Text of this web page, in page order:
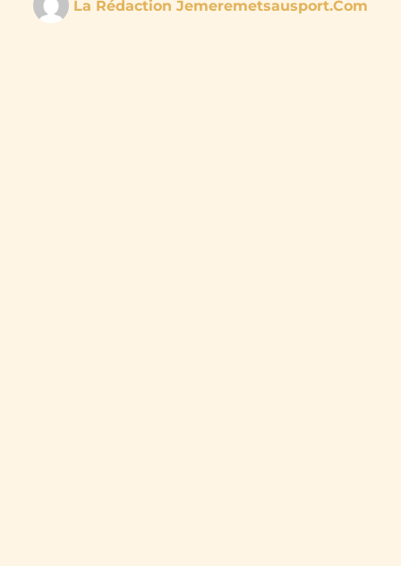
La Rédaction Jemeremetsausport.com